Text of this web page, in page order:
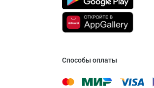
Способы оплаты